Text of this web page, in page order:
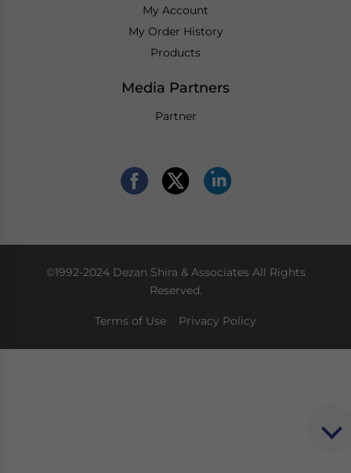
My Account
My Order History
Products
Media Partners
Partner
©1992-2024 Dezan Shira & Associates All Rights
Reserved.
Terms of Use Privacy Policy